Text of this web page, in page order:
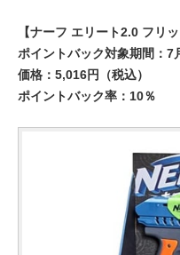
【ナーフ エリート2.0 フリ
ポイントバック対象期間：7
価格：5,016円（税込）
ポイントバック率：10％